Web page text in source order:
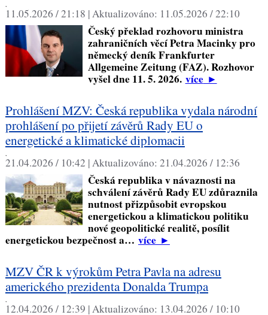
,
11.05.2026 / 21:18 |Aktualizováno: 11.05.2026 / 22:10
Český překlad rozhovoru ministra
zahraničních věcí Petra Macinky pro
německý deník Frankfurter
Allgemeine Zeitung (FAZ). Rozhovor
vyšel dne 11. 5. 2026. více►
Prohlášení MZV: Česká republika vydala národní
prohlášení po přijetí závěrů Rady EU o
energetické a klimatické diplomacii
,
21.04.2026 / 10:42 |Aktualizováno: 21.04.2026 / 12:36
Česká republika v návaznosti na
schválení závěrů Rady EU zdůraznila
nutnost přizpůsobit evropskou
energetickou a klimatickou politiku
nové geopolitické realitě, posílit
energetickou bezpečnost a… více►
MZV ČR k výrokům Petra Pavla na adresu
amerického prezidenta Donalda Trumpa
,
12.04.2026 / 12:39 |Aktualizováno: 13.04.2026 / 10:10